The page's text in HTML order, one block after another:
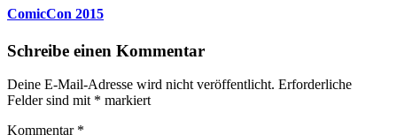
ComicCon 2015
Schreibe einen Kommentar
Deine E-Mail-Adresse wird nicht veröffentlicht. Erforderliche
Felder sind mit * markiert
Kommentar *